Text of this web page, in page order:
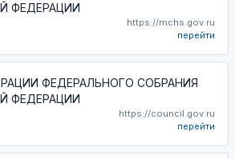
ФЕДЕРАЦИИ
https://mchs.gov.ru
перейти
ФЕДЕРАЛЬНОГО СОБРАНИЯ
ФЕДЕРАЦИИ
https://council.gov.ru
перейти